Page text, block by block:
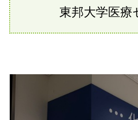
東邦大学医